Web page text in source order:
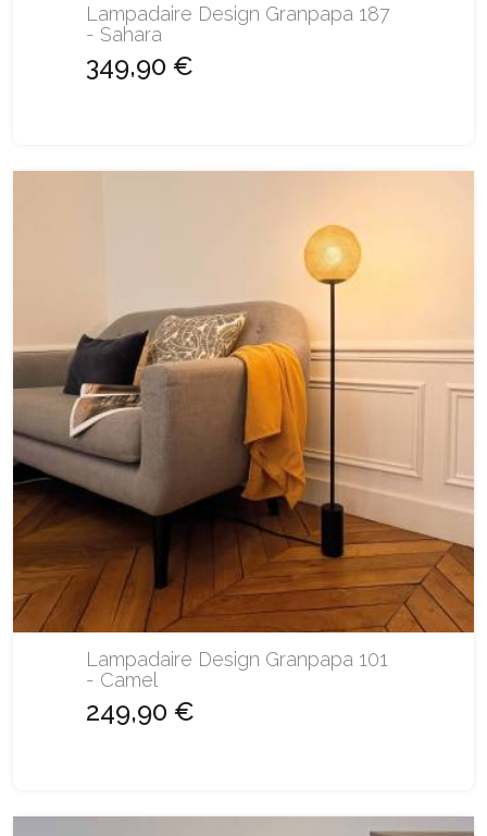
Lampadaire Design Granpapa 187
- Sahara
349,90 €
Lampadaire Design Granpapa 101
- Camel
249,90 €